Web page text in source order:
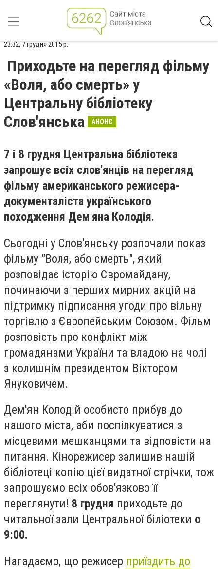
23:32, 7 грудня 2015 р.
Приходьте на перегляд фільму
«Воля, або смерть» у
Центральну бібліотеку
Слов'янська
АНОНС
7 і 8 грудня Центральна бібліотека
запрошує всіх слов'янців на перегляд
фільму американського режисера-
документаліста українського
походження Дем'яна Колодія.
Сьогодні у Слов'янську розпочали показ
фільму "Воля, або смерть", який
розповідає історію Євромайдану,
починаючи з перших мирних акцій на
підтримку підписання угоди про вільну
торгівлю з Європейським Союзом. Фільм
розповість про конфлікт між
громадянами України та владою на чолі
з колишнім президентом Віктором
Януковичем.
Дем'ян Колодій особисто прибув до
нашого міста, аби поспілкуватися з
місцевими мешканцями та відповісти на
питання. Кінорежисер залишив нашій
бібліотеці копію цієї видатної стрічки, тож
запрошуємо всіх обов'язково її
переглянути! 8 грудня приходьте до
читальної зали Центральної біліотеки о
9:00.
Нагадаємо, що режисер приїздить до